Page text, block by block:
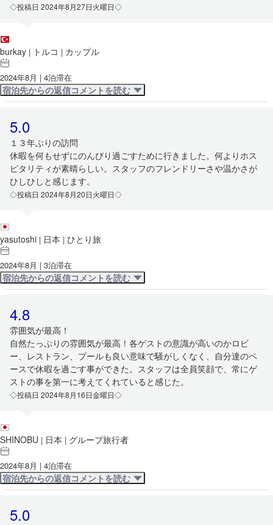
◇投稿日 2024年8月27日火曜日◇
burkay | トルコ | カップル
2024年8月 | 4泊滞在
宿泊先からの返信コメントを読む
5.0
１３年ぶりの訪問
休暇を何もせずにのんびり過ごすために行きました。何よりホス
ピタリティが素晴らしい。スタッフのフレンドリーさや温かさが
ひしひしと感じます。
◇投稿日 2024年8月20日火曜日◇
yasutoshi | 日本 | ひとり旅
2024年8月 | 3泊滞在
宿泊先からの返信コメントを読む
4.8
雰囲気が最高！
自然たっぷりの雰囲気が最高！各ゲストの意識が高いのかロビ
ー、レストラン、プールも良い意味で騒がしくなく、自分達のペ
ースで休暇を過ごす事ができた。スタッフは全員笑顔で、常にゲ
ストの事を第一に考えてくれていると感じた。
◇投稿日 2024年8月16日金曜日◇
SHINOBU | 日本 | グループ旅行者
2024年8月 | 4泊滞在
宿泊先からの返信コメントを読む
5.0